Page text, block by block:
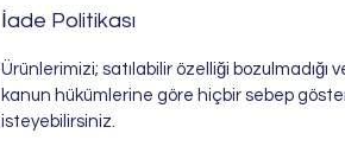
İade Politikası
Ürünlerimizi; satılabilir özelliği bozulmadığı
kanun hükümlerine göre hiçbir sebep
isteyebilirsiniz.